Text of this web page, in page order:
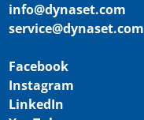
info@dynaset.com
service@dynaset.com
Facebook
Instagram
LinkedIn